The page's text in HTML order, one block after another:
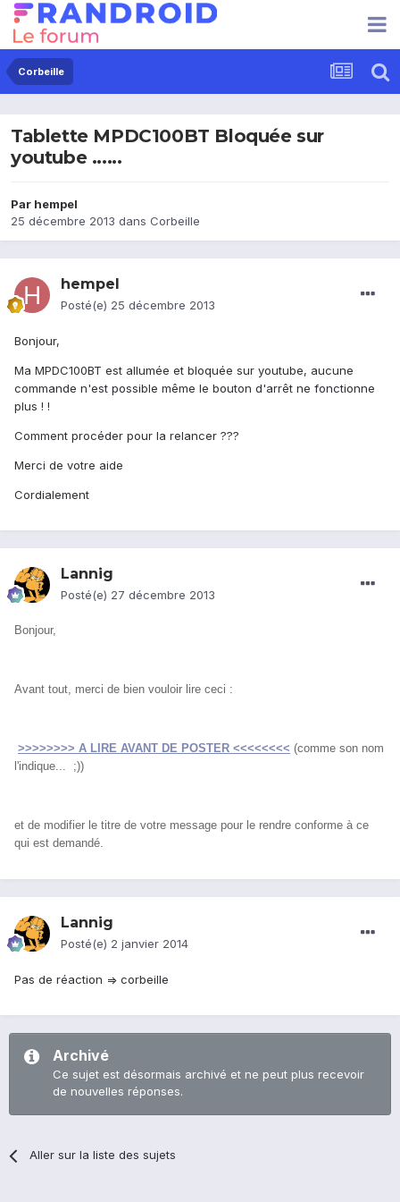
Corbeille
Tablette MPDC100BT Bloquée sur
youtube ......
Par hempel
25 décembre 2013 dans Corbeille
hempel
Posté(e) 25 décembre 2013
Bonjour,
Ma MPDC100BT est allumée et bloquée sur youtube, aucune
commande n'est possible même le bouton d'arrêt ne fonctionne
plus ! !
Comment procéder pour la relancer ???
Merci de votre aide
Cordialement
Lannig
Posté(e) 27 décembre 2013
Bonjour,
Avant tout, merci de bien vouloir lire ceci :
>>>>>>>> A LIRE AVANT DE POSTER <<<<<<<< (comme son nom
l'indique... ;))
et de modifier le titre de votre message pour le rendre conforme à ce
qui est demandé.
Lannig
Posté(e) 2 janvier 2014
Pas de réaction => corbeille
Archivé
Ce sujet est désormais archivé et ne peut plus recevoir
de nouvelles réponses.
Aller sur la liste des sujets